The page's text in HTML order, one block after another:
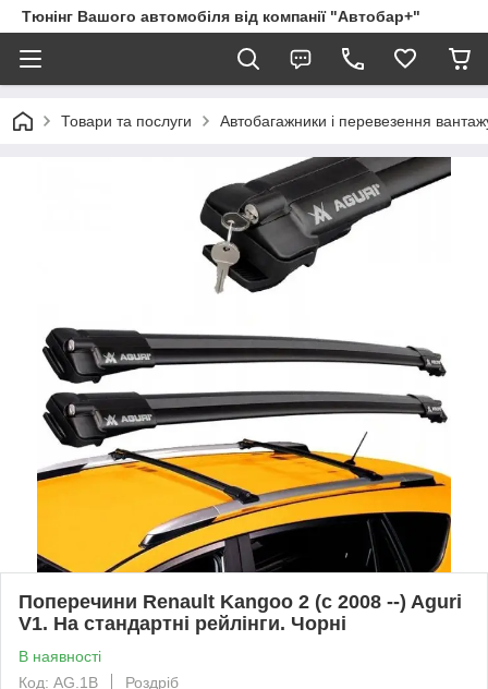
Тюнінг Вашого автомобіля від компанії "Автобар+"
Товари та послуги Автобагажники і перевезення
Поперечини Renault Kangoo 2 (c 2008 --) Aguri
V1. На стандартні рейлінги. Чорні
В наявності
Код: AG.1B
Роздріб